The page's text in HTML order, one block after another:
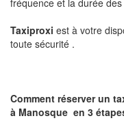
fréquence et la durée
Taxiproxi est à votre
toute sécurité .
Comment réserver un
à Manosque en 3